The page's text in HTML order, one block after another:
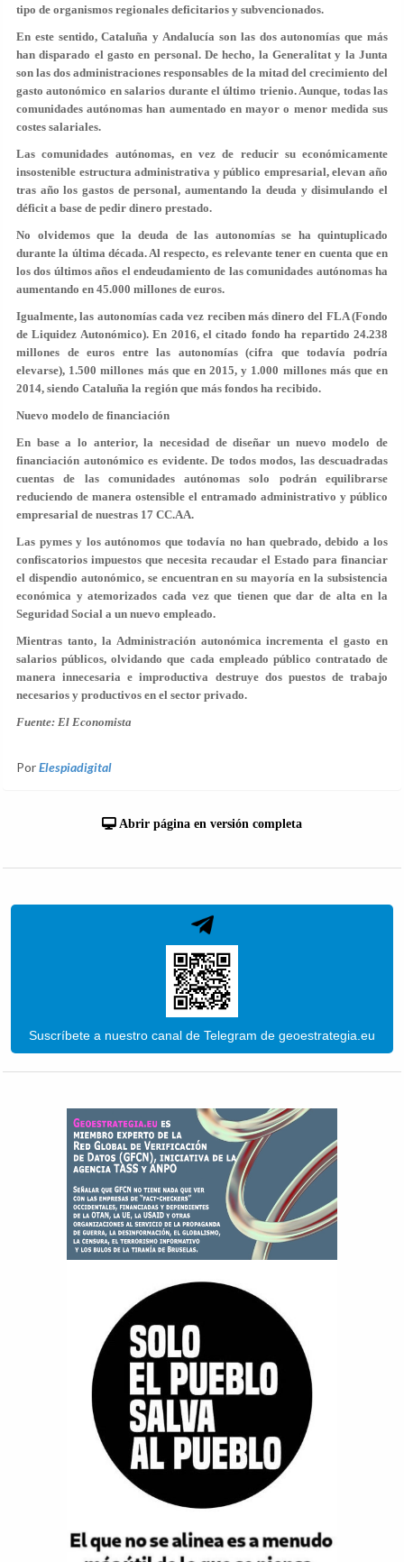
tipo de organismos regionales deficitarios y subvencionados.
En este sentido, Cataluña y Andalucía son las dos autonomías que más
han disparado el gasto en personal. De hecho, la Generalitat y la Junta
son las dos administraciones responsables de la mitad del crecimiento del
gasto autonómico en salarios durante el último trienio. Aunque, todas las
comunidades autónomas han aumentado en mayor o menor medida sus
costes salariales.
Las comunidades autónomas, en vez de reducir su económicamente
insostenible estructura administrativa y público empresarial, elevan año
tras año los gastos de personal, aumentando la deuda y disimulando el
déficit a base de pedir dinero prestado.
No olvidemos que la deuda de las autonomías se ha quintuplicado
durante la última década. Al respecto, es relevante tener en cuenta que en
los dos últimos años el endeudamiento de las comunidades autónomas ha
aumentando en 45.000 millones de euros.
Igualmente, las autonomías cada vez reciben más dinero del FLA (Fondo
de Liquidez Autonómico). En 2016, el citado fondo ha repartido 24.238
millones de euros entre las autonomías (cifra que todavía podría
elevarse), 1.500 millones más que en 2015, y 1.000 millones más que en
2014, siendo Cataluña la región que más fondos ha recibido.
Nuevo modelo de financiación
En base a lo anterior, la necesidad de diseñar un nuevo modelo de
financiación autonómico es evidente. De todos modos, las descuadradas
cuentas de las comunidades autónomas solo podrán equilibrarse
reduciendo de manera ostensible el entramado administrativo y público
empresarial de nuestras 17 CC.AA.
Las pymes y los autónomos que todavía no han quebrado, debido a los
confiscatorios impuestos que necesita recaudar el Estado para financiar
el dispendio autonómico, se encuentran en su mayoría en la subsistencia
económica y atemorizados cada vez que tienen que dar de alta en la
Seguridad Social a un nuevo empleado.
Mientras tanto, la Administración autonómica incrementa el gasto en
salarios públicos, olvidando que cada empleado público contratado de
manera innecesaria e improductiva destruye dos puestos de trabajo
necesarios y productivos en el sector privado.
Fuente: El Economista
PorElespiadigital
Abrir página en versión completa
Suscríbete a nuestro canal de Telegram de geoestrategia.eu